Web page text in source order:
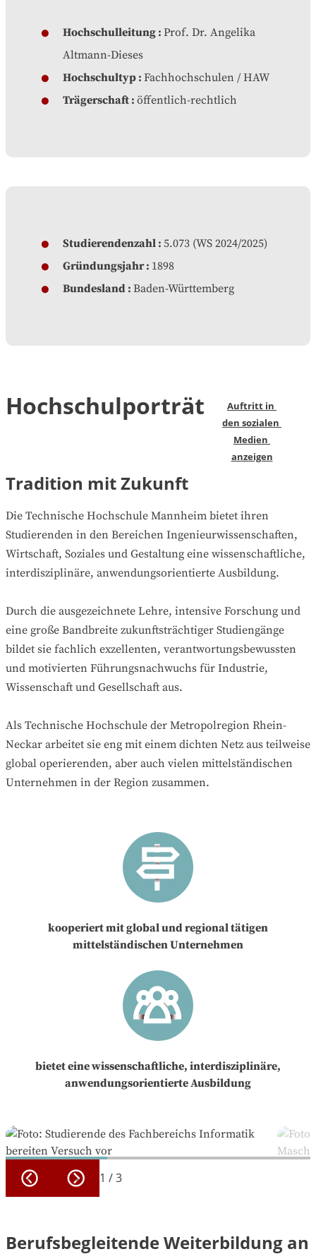
Hochschulleitung Prof. Dr. Angelika
Altmann-Dieses
Hochschultyp Fachhochschulen / HAW
Trägerschaft öffentlich-rechtlich
Studierendenzahl 5.073 (WS 2024/2025)
Gründungsjahr 1898
Bundesland Baden-Württemberg
Hochschulporträt
Auftritt in
den sozialen
Medien
anzeigen
Tradition mit Zukunft
Die Technische Hochschule Mannheim bietet ihren
Studierenden in den Bereichen Ingenieurwissenschaften,
Wirtschaft, Soziales und Gestaltung eine wissenschaftliche,
interdisziplinäre, anwendungsorientierte Ausbildung.
Durch die ausgezeichnete Lehre, intensive Forschung und
eine große Bandbreite zukunftsträchtiger Studiengänge
bildet sie fachlich exzellenten, verantwortungsbewussten
und motivierten Führungsnachwuchs für Industrie,
Wissenschaft und Gesellschaft aus.
Als Technische Hochschule der Metropolregion Rhein-
Neckar arbeitet sie eng mit einem dichten Netz aus teilweise
global operierenden, aber auch vielen mittelständischen
Unternehmen in der Region zusammen.
kooperiert mit global und regional tätigen
mittelständischen Unternehmen
bietet eine wissenschaftliche, interdisziplinäre,
anwendungsorientierte Ausbildung
1 /3
Berufsbegleitende Weiterbildung an